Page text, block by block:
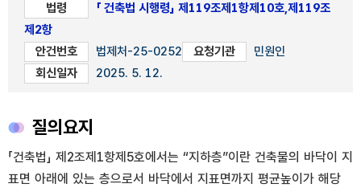
법령
「 건축법 시행령」 제119조제1항제10호,제119조
제2항
안건번호
법제처-25-0252 요청기관
민원인
회신일자
2025. 5. 12.
질의요지
「건축법」 제2조제1항제5호에서는 “지하층”이란 건축물의 바닥이 지
표면 아래에 있는 층으로서 바닥에서 지표면까지 평균높이가 해당